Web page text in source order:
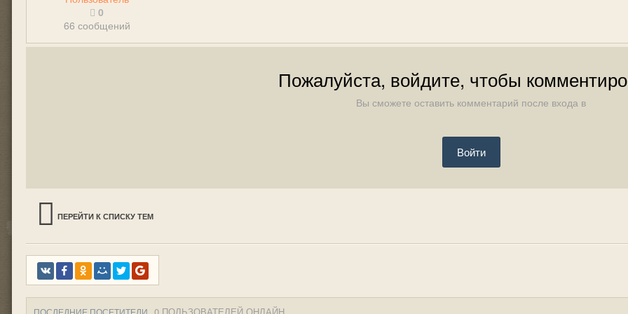
0
66 сообщений
Пожалуйста, войдите, чтобы
Вы сможете оставить комментарий после входа в
Войти
ПЕРЕЙТИ К СПИСКУ ТЕМ